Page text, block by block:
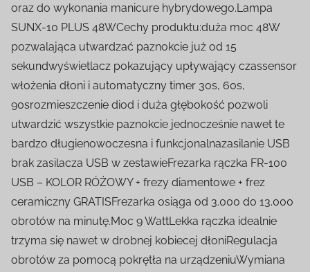
oraz do wykonania manicure hybrydowego.Lampa
SUNX-10 PLUS 48WCechy produktu:duża moc 48W
pozwalająca utwardzać paznokcie już od 15
sekundwyświetlacz pokazujący upływający czassensor
włożenia dłoni i automatyczny timer 30s, 60s,
90srozmieszczenie diod i duża głębokość pozwoli
utwardzić wszystkie paznokcie jednocześnie nawet te
bardzo długienowoczesna i funkcjonalnazasilanie USB
brak zasilacza USB w zestawieFrezarka rączka FR-100
USB – KOLOR RÓŻOWY + frezy diamentowe + frez
ceramiczny GRATISFrezarka osiąga od 3.000 do 13.000
obrotów na minutę.Moc 9 WattLekka rączka idealnie
trzyma się nawet w drobnej kobiecej dłoniRegulacja
obrotów za pomocą pokrętła na urządzeniuWymiana